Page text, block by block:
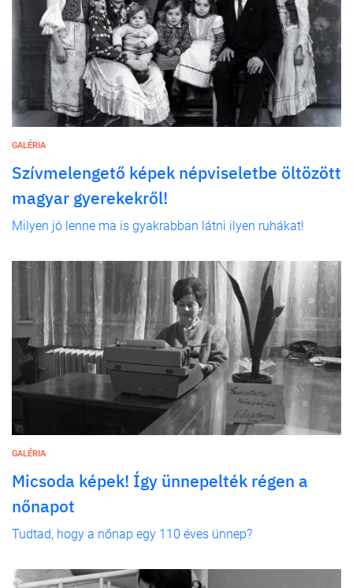
GALÉRIA
Szívmelengető képek népviseletbe öltözött
magyar gyerekekről!
Milyen jó lenne ma is gyakrabban látni ilyen ruhákat!
GALÉRIA
Micsoda képek! Így ünnepelték régen a
nőnapot
Tudtad, hogy a nőnap egy 110 éves ünnep?